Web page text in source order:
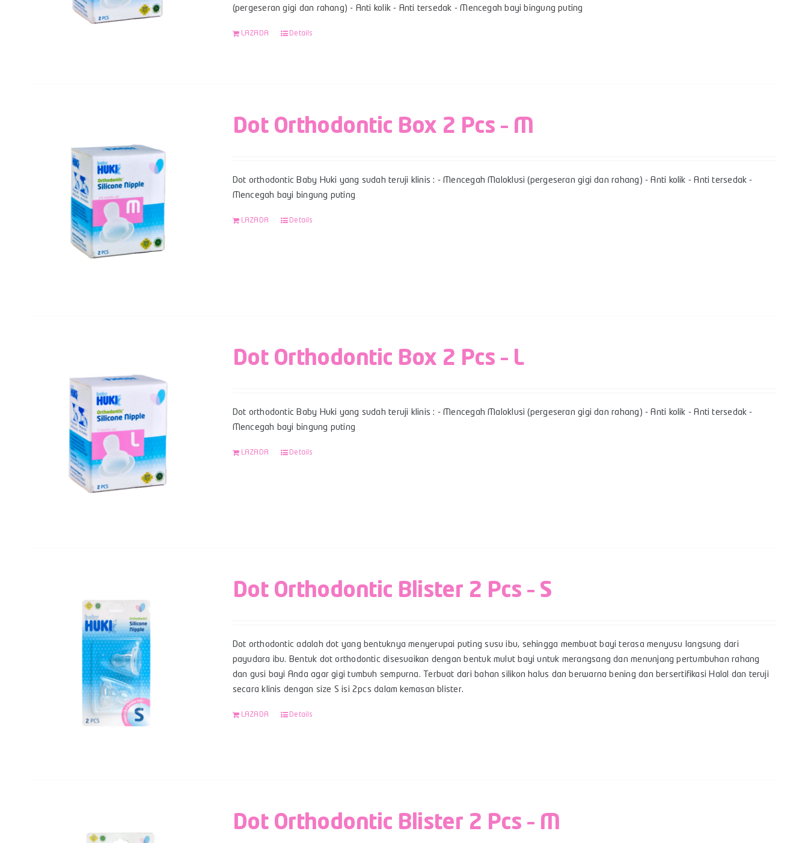
(pergeseran gigi dan rahang) - Anti kolik - Anti tersedak - Mencegah bayi bingung puting
LAZADA Details
Dot Orthodontic Box 2 Pcs – M
Dot orthodontic Baby Huki yang sudah teruji klinis : - Mencegah Maloklusi (pergeseran gigi dan rahang) - Anti kolik - Anti tersedak -
Mencegah bayi bingung puting
LAZADA Details
Dot Orthodontic Box 2 Pcs – L
Dot orthodontic Baby Huki yang sudah teruji klinis : - Mencegah Maloklusi (pergeseran gigi dan rahang) - Anti kolik - Anti tersedak -
Mencegah bayi bingung puting
LAZADA Details
Dot Orthodontic Blister 2 Pcs – S
Dot orthodontic adalah dot yang bentuknya menyerupai puting susu ibu, sehingga membuat bayi terasa menyusu langsung dari
payudara ibu. Bentuk dot orthodontic disesuaikan dengan bentuk mulut bayi untuk merangsang dan menunjang pertumbuhan rahang
dan gusi bayi Anda agar gigi tumbuh sempurna. Terbuat dari bahan silikon halus dan berwarna bening dan bersertifikasi Halal dan teruji
secara klinis dengan size S isi 2pcs dalam kemasan blister.
LAZADA Details
Dot Orthodontic Blister 2 Pcs – M